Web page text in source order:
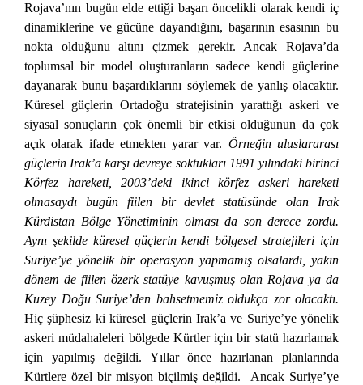
Rojava’nın bugün elde ettiği başarı öncelikli olarak kendi iç
dinamiklerine ve gücüne dayandığını, başarının esasının bu
nokta olduğunu altını çizmek gerekir. Ancak Rojava’da
toplumsal bir model oluşturanların sadece kendi güçlerine
dayanarak bunu başardıklarını söylemek de yanlış olacaktır.
Küresel güçlerin Ortadoğu stratejisinin yarattığı askeri ve
siyasal sonuçların çok önemli bir etkisi olduğunun da çok
açık olarak ifade etmekten yarar var. Örneğin uluslararası
güçlerin Irak’a karşı devreye soktukları 1991 yılındaki birinci
Körfez hareketi, 2003’deki ikinci körfez askeri hareketi
olmasaydı bugün fiilen bir devlet statüsünde olan Irak
Kürdistan Bölge Yönetiminin olması da son derece zordu.
Aynı şekilde küresel güçlerin kendi bölgesel stratejileri için
Suriye’ye yönelik bir operasyon yapmamış olsalardı, yakın
dönem de fiilen özerk statüye kavuşmuş olan Rojava ya da
Kuzey Doğu Suriye’den bahsetmemiz oldukça zor olacaktı.
Hiç şüphesiz ki küresel güçlerin Irak’a ve Suriye’ye yönelik
askeri müdahaleleri bölgede Kürtler için bir statü hazırlamak
için yapılmış değildi. Yıllar önce hazırlanan planlarında
Kürtlere özel bir misyon biçilmiş değildi. Ancak Suriye’ye